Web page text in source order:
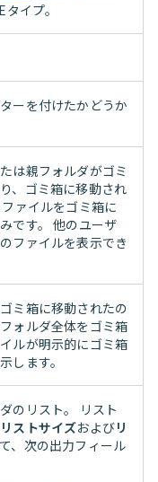
イプ。
ーを付けたかどうか
は親フォルダがゴミ
、ゴミ箱に移動され
ァイルをゴミ箱に
です。 他のユーザ
ファイルを表示でき
ミ箱に移動されたの
ォルダ全体をゴミ箱
ルが明示的にゴミ箱
します。
のリスト。 リスト
リストサイズおよびリ
、次の出力フィール